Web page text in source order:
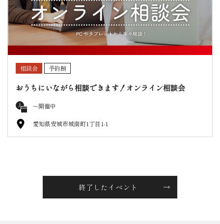
相談会 予約制
おうちにいながら相談できます！オンライン相談会
〜開催中
愛知県安城市城南町1丁目1-1
終了したイベント